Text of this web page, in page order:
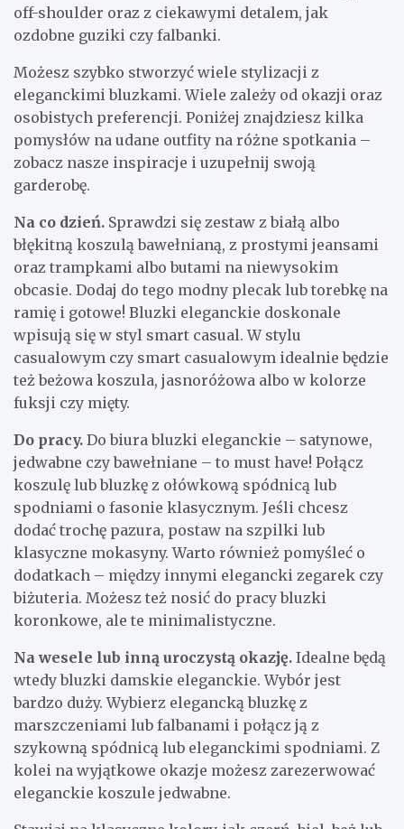
off-shoulder oraz z ciekawymi detalem, jak
ozdobne guziki czy falbanki.
Możesz szybko stworzyć wiele stylizacji z
eleganckimi bluzkami. Wiele zależy od okazji oraz
osobistych preferencji. Poniżej znajdziesz kilka
pomysłów na udane outfity na różne spotkania –
zobacz nasze inspiracje i uzupełnij swoją
garderobę.
Na co dzień. Sprawdzi się zestaw z białą albo
błękitną koszulą bawełnianą, z prostymi jeansami
oraz trampkami albo butami na niewysokim
obcasie. Dodaj do tego modny plecak lub torebkę na
ramię i gotowe! Bluzki eleganckie doskonale
wpisują się w styl smart casual. W stylu
casualowym czy smart casualowym idealnie będzie
też beżowa koszula, jasnoróżowa albo w kolorze
fuksji czy mięty.
Do pracy. Do biura bluzki eleganckie – satynowe,
jedwabne czy bawełniane – to must have! Połącz
koszulę lub bluzkę z ołówkową spódnicą lub
spodniami o fasonie klasycznym. Jeśli chcesz
dodać trochę pazura, postaw na szpilki lub
klasyczne mokasyny. Warto również pomyśleć o
dodatkach – między innymi elegancki zegarek czy
biżuteria. Możesz też nosić do pracy bluzki
koronkowe, ale te minimalistyczne.
Na wesele lub inną uroczystą okazję. Idealne będą
wtedy bluzki damskie eleganckie. Wybór jest
bardzo duży. Wybierz elegancką bluzkę z
marszczeniami lub falbanami i połącz ją z
szykowną spódnicą lub eleganckimi spodniami. Z
kolei na wyjątkowe okazje możesz zarezerwować
eleganckie koszule jedwabne.